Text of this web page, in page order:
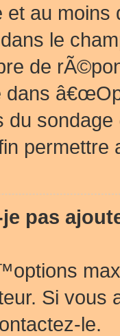
et au
le
de
dans
du
permettre
pas
Si vous
le.